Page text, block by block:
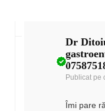
Dr
Publicat pe
Îmi pare